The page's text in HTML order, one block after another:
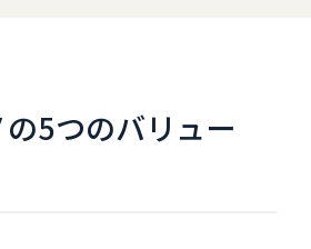
5つのバリュー